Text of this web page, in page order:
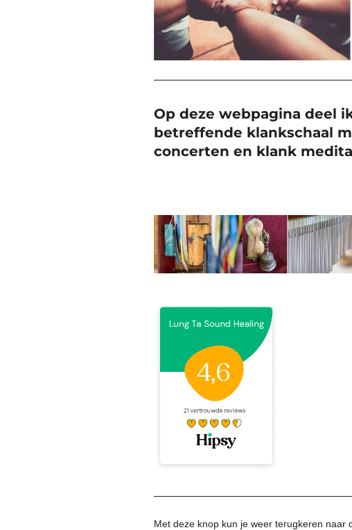
Op deze webpagina deel
betreffende klankschaal
concerten en klank
Met deze knop kun je weer terugkeren naar